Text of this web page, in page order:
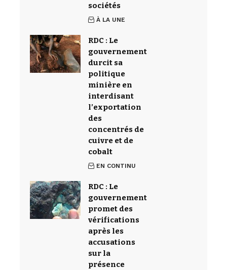
sociétés
À LA UNE
RDC : Le
gouvernement
durcit sa
politique
minière en
interdisant
l’exportation
des
concentrés de
cuivre et de
cobalt
EN CONTINU
RDC : Le
gouvernement
promet des
vérifications
après les
accusations
sur la
présence